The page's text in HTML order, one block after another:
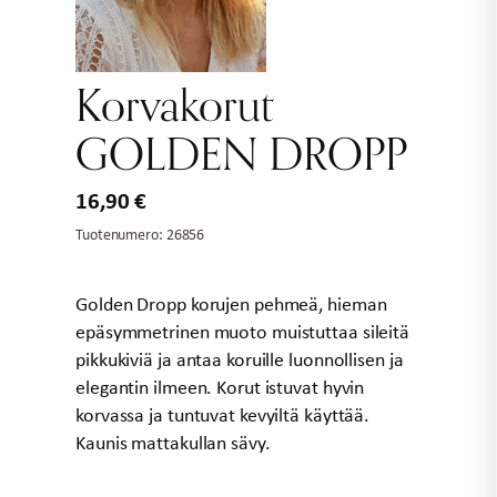
Korvakorut
GOLDEN DROPP
16,90€
Tuotenumero: 26856
Golden Dropp korujen pehmeä, hieman
epäsymmetrinen muoto muistuttaa sileitä
pikkukiviä ja antaa koruille luonnollisen ja
elegantin ilmeen. Korut istuvat hyvin
korvassa ja tuntuvat kevyiltä käyttää.
Kaunis mattakullan sävy.